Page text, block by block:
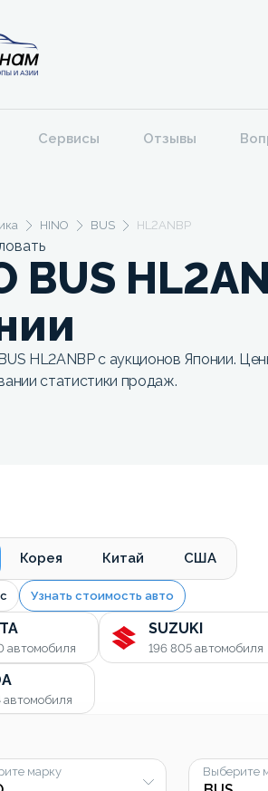
Сервисы Отзывы
HINO BUS HL2ANBP
BUS
HL2ANBP с аукционов Японии.
статистики продаж.
Корея Китай США
Узнать стоимость авто
автомобиля
SUZUKI
196 805 автомобиля
автомобиля
марку Выберите